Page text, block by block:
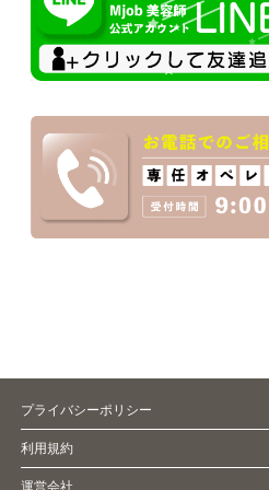
プライバシーポリシー
利用規約
運営会社